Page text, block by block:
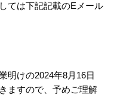
ては下記記載のEメール
明けの2024年8月16日
ますので、予めご理解